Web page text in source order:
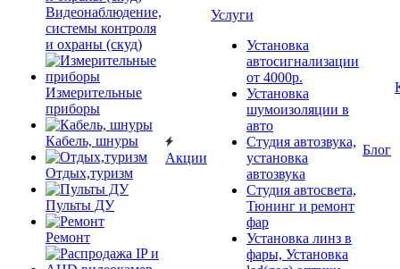
Видеонаблюдение,
системы контроля
и охраны (скуд)
Измерительные
приборы
Кабель, шнуры
Отдых,туризм
Пульты ДУ
Ремонт
Акции
Услуги
Установка
автосигнализации
от 4000р.
Установка
шумоизоляции в
авто
Студия автозвука,
установка
автозвука
Студия автосвета,
Тюнинг и ремонт
фар
Установка линз в
фары, Установка
Блог